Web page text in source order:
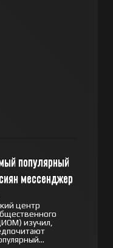
популярный
мессенджер
центр
изучил,